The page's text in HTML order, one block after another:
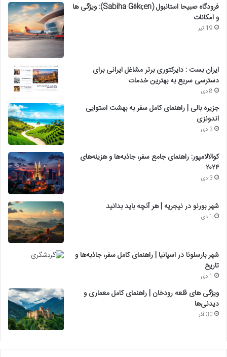
فرودگاه صبیحا استانبول (Sabiha Gökçen): ویژگی ها
و امکانات
19 تیر
ایران بست : دایرکتوری برتر مشاغل ایرانی برای
دسترسی سریع به بهترین خدمات
8 دی
جزیره بالی | راهنمای کامل سفر به بهشت استوایی
اندونزی
3 دی
کوالالامپور: راهنمای جامع سفر، جاذبه‌ها و هزینه‌های
۲۰۲۴
3 دی
شهر بورنو در نیجریه | هر آنچه باید بدانید
1 دی
شهر بارسلونا در اسپانیا | راهنمای کامل سفر، جاذبه‌ها و
تاریخ
1 دی
ویژگی های قلعه رودخان | راهنمای کامل معماری و
دیدنی‌ها
30 آذر